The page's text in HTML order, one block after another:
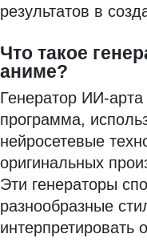
результатов в
Что такое
аниме?
Генератор ИИ-
программа,
нейросетевые
оригинальных
Эти генераторы
разнообразные
интерпретировать